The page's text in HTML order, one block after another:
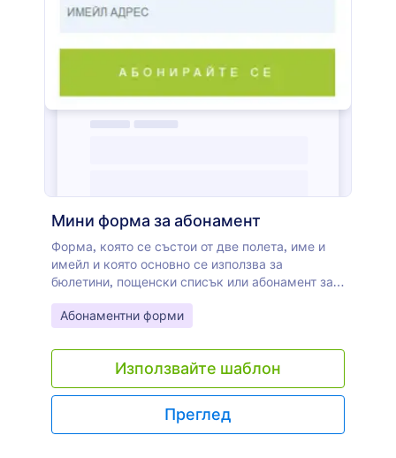
премахнете или актуализирате въпроси. Ако
акаунти, използвайте една от нашите 100+
интеграции, за да получите необходимата
Мини форма за абонамент
Форма, която се състои от две полета, име и
имейл и която основно се използва за
бюлетини, пощенски списък или абонамент за
новини.
Go to Category:
Абонаментни форми
Използвайте шаблон
Преглед